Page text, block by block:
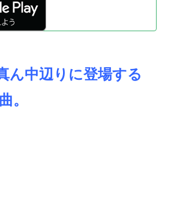
ん中辺りに登場する
。